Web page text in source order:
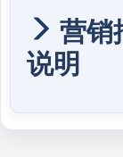
营销
说明